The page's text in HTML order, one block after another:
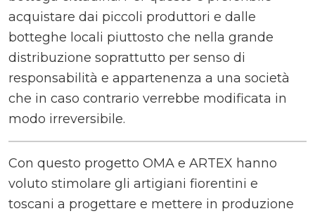
acquistare dai piccoli produttori e dalle
botteghe locali piuttosto che nella grande
distribuzione soprattutto per senso di
responsabilità e appartenenza a una società
che in caso contrario verrebbe modificata in
modo irreversibile.
Con questo progetto OMA e ARTEX hanno
voluto stimolare gli artigiani fiorentini e
toscani a progettare e mettere in produzione